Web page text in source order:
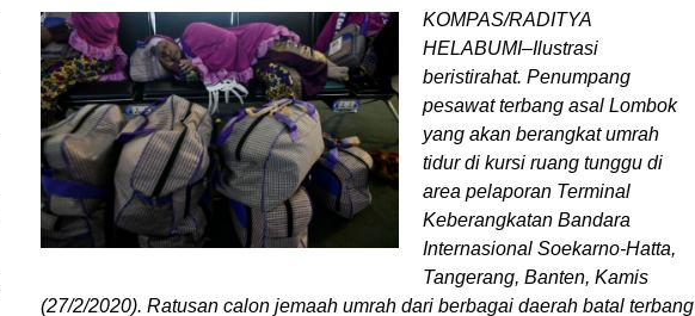
KOMPAS/RADITYA
HELABUMI–Ilustrasi
beristirahat. Penumpang
pesawat terbang asal Lombok
yang akan berangkat umrah
tidur di kursi ruang tunggu di
area pelaporan Terminal
Keberangkatan Bandara
Internasional Soekarno-Hatta,
Tangerang, Banten, Kamis
(27/2/2020). Ratusan calon jemaah umrah dari berbagai daerah batal terbang